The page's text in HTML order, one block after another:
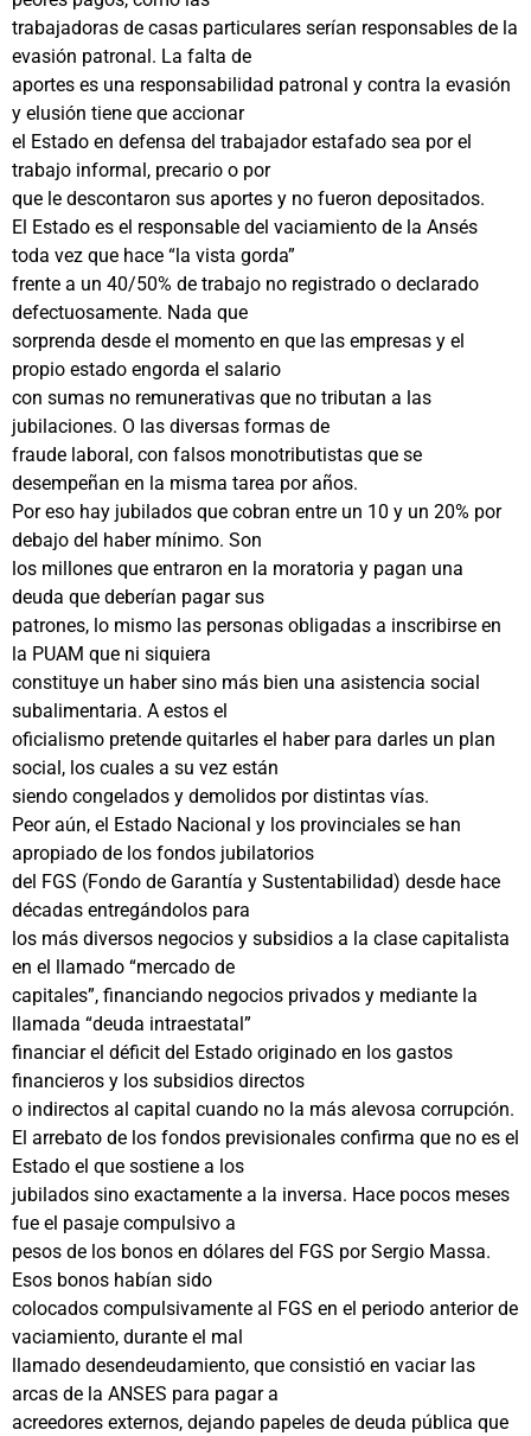
trabajadoras de casas particulares serían responsables de la
evasión patronal. La falta de
aportes es una responsabilidad patronal y contra la evasión
y elusión tiene que accionar
el Estado en defensa del trabajador estafado sea por el
trabajo informal, precario o por
que le descontaron sus aportes y no fueron depositados.
El Estado es el responsable del vaciamiento de la Ansés
toda vez que hace “la vista gorda”
frente a un 40/50% de trabajo no registrado o declarado
defectuosamente. Nada que
sorprenda desde el momento en que las empresas y el
propio estado engorda el salario
con sumas no remunerativas que no tributan a las
jubilaciones. O las diversas formas de
fraude laboral, con falsos monotributistas que se
desempeñan en la misma tarea por años.
Por eso hay jubilados que cobran entre un 10 y un 20% por
debajo del haber mínimo. Son
los millones que entraron en la moratoria y pagan una
deuda que deberían pagar sus
patrones, lo mismo las personas obligadas a inscribirse en
la PUAM que ni siquiera
constituye un haber sino más bien una asistencia social
subalimentaria. A estos el
oficialismo pretende quitarles el haber para darles un plan
social, los cuales a su vez están
siendo congelados y demolidos por distintas vías.
Peor aún, el Estado Nacional y los provinciales se han
apropiado de los fondos jubilatorios
del FGS (Fondo de Garantía y Sustentabilidad) desde hace
décadas entregándolos para
los más diversos negocios y subsidios a la clase capitalista
en el llamado “mercado de
capitales”, financiando negocios privados y mediante la
llamada “deuda intraestatal”
financiar el déficit del Estado originado en los gastos
financieros y los subsidios directos
o indirectos al capital cuando no la más alevosa corrupción.
El arrebato de los fondos previsionales confirma que no es el
Estado el que sostiene a los
jubilados sino exactamente a la inversa. Hace pocos meses
fue el pasaje compulsivo a
pesos de los bonos en dólares del FGS por Sergio Massa.
Esos bonos habían sido
colocados compulsivamente al FGS en el periodo anterior de
vaciamiento, durante el mal
llamado desendeudamiento, que consistió en vaciar las
arcas de la ANSES para pagar a
acreedores externos, dejando papeles de deuda pública que